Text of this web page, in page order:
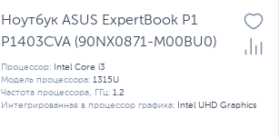
Ноутбук ASUS ExpertBook P1
P1403CVA (90NX0871-M00BU0)
Процессор: Intel Core i3
Модель процессора: 1315U
Частота процессора, ГГц: 1.2
Интегрированная в процессор графика: Intel UHD Graphics